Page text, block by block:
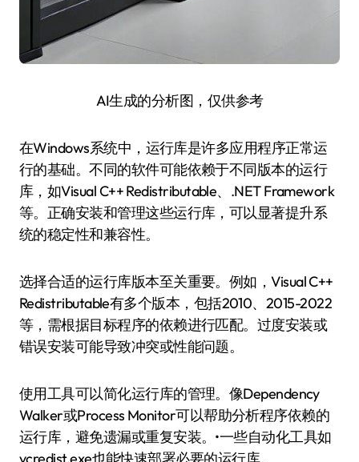
AI生成的分析图，仅供参考
在Windows系统中，运行库是许多应用程序正常运
行的基础。不同的软件可能依赖于不同版本的运行
库，如Visual C++ Redistributable、.NET Framework
等。正确安装和管理这些运行库，可以显著提升系
统的稳定性和兼容性。
选择合适的运行库版本至关重要。例如，Visual C++
Redistributable有多个版本，包括2010、2015-2022
等，需根据目标程序的依赖进行匹配。过度安装或
错误安装可能导致冲突或性能问题。
使用工具可以简化运行库的管理。像Dependency
Walker或Process Monitor可以帮助分析程序依赖的
运行库，避免遗漏或重复安装。•一些自动化工具如